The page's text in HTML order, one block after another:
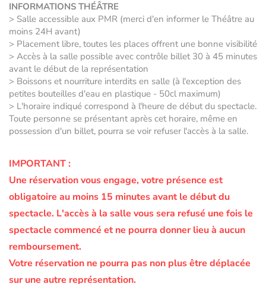
INFORMATIONS THÉÂTRE
> Salle accessible aux PMR (merci d'en informer le Théâtre au
moins 24H avant)
> Placement libre, toutes les places offrent une bonne visibilité
> Accès à la salle possible avec contrôle billet 30 à 45 minutes
avant le début de la représentation
> Boissons et nourriture interdits en salle (à l'exception des
petites bouteilles d'eau en plastique - 50cl maximum)
> L'horaire indiqué correspond à l'heure de début du spectacle.
Toute personne se présentant après cet horaire, même en
possession d'un billet, pourra se voir refuser l'accès à la salle.
IMPORTANT :
Une réservation vous engage, votre présence est
obligatoire au moins 15 minutes avant le début du
spectacle. L'accès à la salle vous sera refusé une fois le
spectacle commencé et ne pourra donner lieu à aucun
remboursement.
Votre réservation ne pourra pas non plus être déplacée
sur une autre représentation.